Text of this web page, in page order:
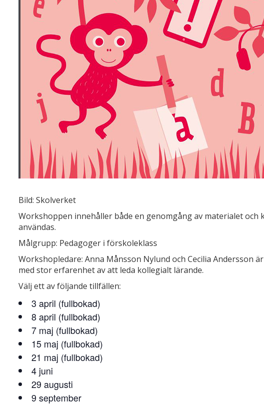
Bild: Skolverket
Workshoppen innehåller både en genomgång av materialet
användas.
Målgrupp: Pedagoger i förskoleklass
Workshopledare: Anna Månsson Nylund och Cecilia Andersson
med stor erfarenhet av att leda kollegialt lärande.
Välj ett av följande tillfällen:
3 april (fullbokad)
8 april (fullbokad)
7 maj (fullbokad)
15 maj (fullbokad)
21 maj (fullbokad)
4 juni
29 augusti
9 september